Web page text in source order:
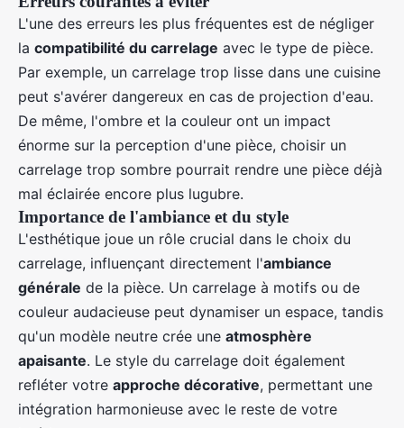
L'une des erreurs les plus fréquentes est de négliger
la compatibilité du carrelage avec le type de pièce.
Par exemple, un carrelage trop lisse dans une cuisine
peut s'avérer dangereux en cas de projection d'eau.
De même, l'ombre et la couleur ont un impact
énorme sur la perception d'une pièce, choisir un
carrelage trop sombre pourrait rendre une pièce déjà
mal éclairée encore plus lugubre.
Importance de l'ambiance et du style
L'esthétique joue un rôle crucial dans le choix du
carrelage, influençant directement l'ambiance
générale de la pièce. Un carrelage à motifs ou de
couleur audacieuse peut dynamiser un espace, tandis
qu'un modèle neutre crée une atmosphère
apaisante. Le style du carrelage doit également
refléter votre approche décorative, permettant une
intégration harmonieuse avec le reste de votre